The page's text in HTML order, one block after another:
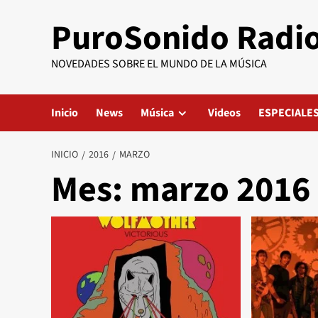
PuroSonido
NOVEDADES SOBRE EL MUNDO DE LA MÚSICA
Inicio News Música Videos
INICIO 2016 MARZO
Mes: marzo 2016